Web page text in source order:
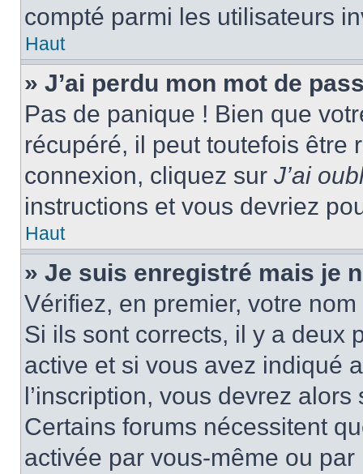
compté parmi les utilisateurs
Haut
» J’ai perdu mon mot de
Pas de panique ! Bien que
récupéré, il peut toutefois être
connexion, cliquez sur J’ai
instructions et vous devriez
Haut
» Je suis enregistré mais je
Vérifiez, en premier, votre
Si ils sont corrects, il y a deux
active et si vous avez indiqué
l’inscription, vous devrez
Certains forums nécessitent
activée par vous-même ou